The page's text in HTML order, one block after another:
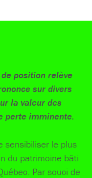
position relève
sur divers
la valeur des
perte imminente.
sensibiliser le plus
du patrimoine bâti
Par souci de